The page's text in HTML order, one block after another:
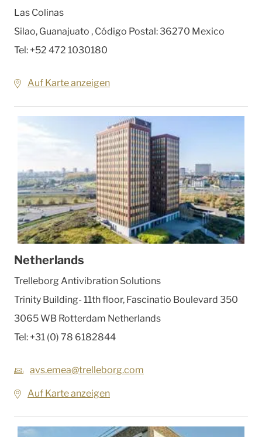
Las Colinas
Silao, Guanajuato , Código Postal: 36270 Mexico
Tel: +52 472 1030180
Auf Karte anzeigen
Netherlands
Trelleborg Antivibration Solutions
Trinity Building- 11th floor, Fascinatio Boulevard 350
3065 WB Rotterdam Netherlands
Tel: +31 (0) 78 6182844
avs.emea@trelleborg.com
Auf Karte anzeigen